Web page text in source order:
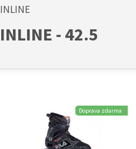
INLINE
INLINE - 42.5
Doprava zdarma